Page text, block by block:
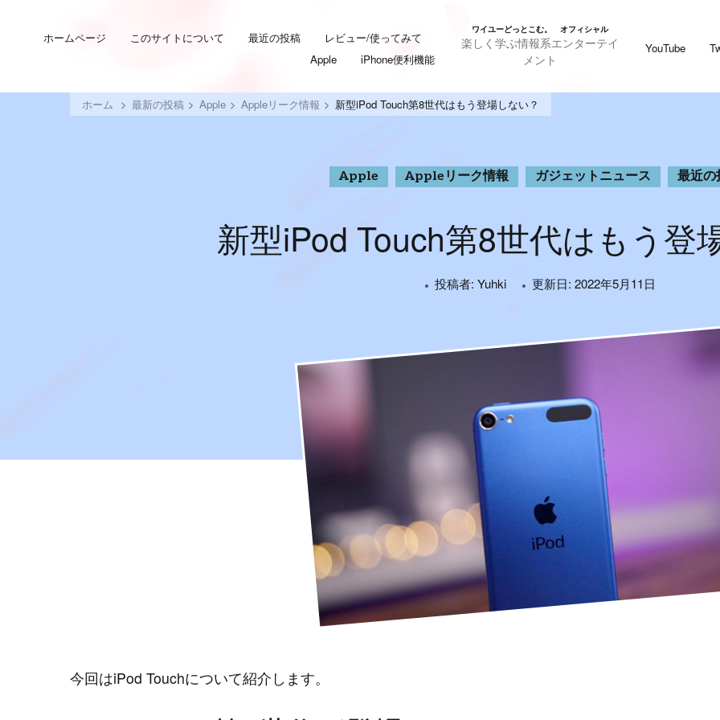
ホームページ このサイトについて 最近の投稿
レビュー/使ってみて
Apple
iPhone便利機能
YouTube
ワイユーどっとこむ。 オフィシャル
楽しく学ぶ情報系エンターテイ
メント
ホーム 最新の投稿 Apple Appleリーク情報 新型iPod Touch第8世代はもう登場しない？
Apple Appleリーク情報 ガジェットニュース 最近の
新型iPod Touch第8世代はもう登
投稿者: Yuhki 更新日: 2022年5月11日
今回はiPod Touchについて紹介します。